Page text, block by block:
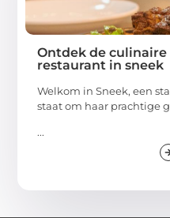
Ontdek de culinaire
restaurant in sneek
Welkom in Sneek, een
staat om haar prachtige
...